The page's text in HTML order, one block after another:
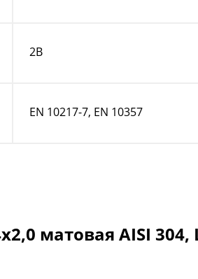
2B
EN 10217-7, EN 10357
матовая AISI 304,